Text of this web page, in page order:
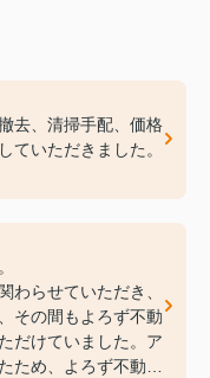
去、清掃手配、価格
ていただきました。
わらせていただき、
その間もよろず不動
だけていました。ア
ため、よろず不動産